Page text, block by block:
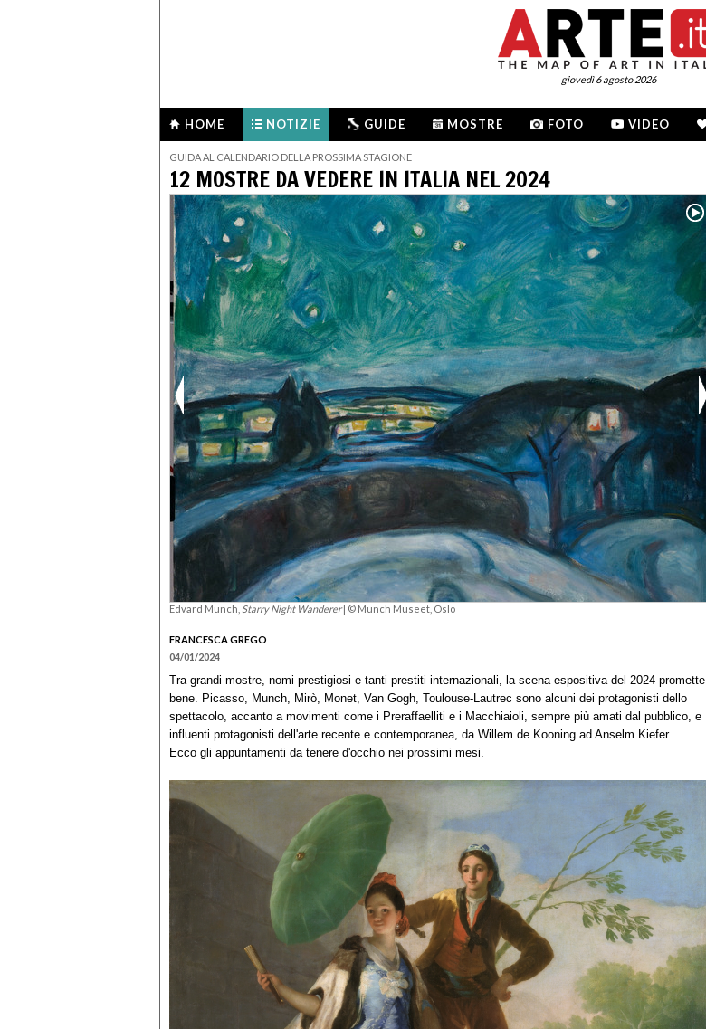
giovedì 6 agosto 2026
HOME NOTIZIE GUIDE MOSTRE FOTO VIDEO
GUIDA AL CALENDARIO DELLA PROSSIMA STAGIONE
12 MOSTRE DA VEDERE IN ITALIA NEL 2024
Edvard Munch, Starry Night Wanderer| © Munch Museet, Oslo
FRANCESCA GREGO
04/01/2024
Tra grandi mostre, nomi prestigiosi e tanti prestiti internazionali, la scena espositiva del 2024 promette
bene. Picasso, Munch, Mirò, Monet, Van Gogh, Toulouse-Lautrec sono alcuni dei protagonisti dello
spettacolo, accanto a movimenti come i Preraffaelliti e i Macchiaioli, sempre più amati dal pubblico, e
influenti protagonisti dell'arte recente e contemporanea, da Willem de Kooning ad Anselm Kiefer.
Ecco gli appuntamenti da tenere d'occhio nei prossimi mesi.